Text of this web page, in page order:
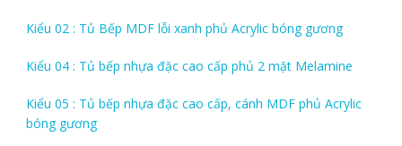
Kiểu 02 : Tủ Bếp MDF lỗi xanh phủ Acrylic bóng gương
Kiểu 04 : Tủ bếp nhựa đặc cao cấp phủ 2 mặt Melamine
Kiểu 05 : Tủ bếp nhựa đặc cao cấp, cánh MDF phủ Acrylic
bóng gương